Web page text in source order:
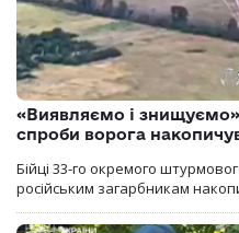
«Виявляємо і
спроби ворога
Бійці 33-го окремого
російським загарбникам